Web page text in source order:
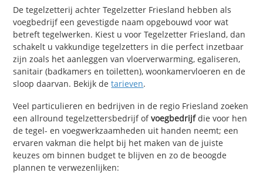
De tegelzetterij achter Tegelzetter Friesland hebben als
voegbedrijf een gevestigde naam opgebouwd voor wat
betreft tegelwerken. Kiest u voor Tegelzetter Friesland, dan
schakelt u vakkundige tegelzetters in die perfect inzetbaar
zijn zoals het aanleggen van vloerverwarming, egaliseren,
sanitair (badkamers en toiletten), woonkamervloeren en de
sloop daarvan. Bekijk detarieven.
Veel particulieren en bedrijven in de regio Friesland zoeken
een allround tegelzettersbedrijf ofvoegbedrijfdie voor hen
de tegel- en voegwerkzaamheden uit handen neemt; een
ervaren vakman die helpt bij het maken van de juiste
keuzes om binnen budget te blijven en zo de beoogde
plannen te verwezenlijken: